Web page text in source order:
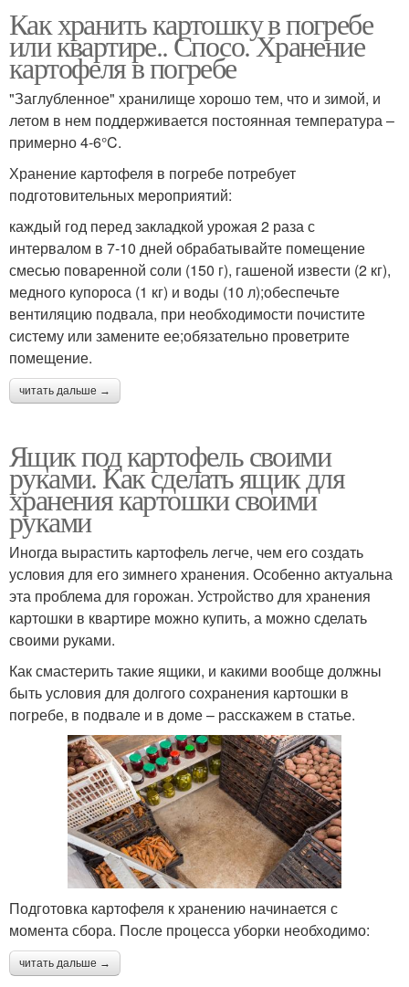
Как хранить картошку в погребе
или квартире.. Спосо. Хранение
картофеля в погребе
"Заглубленное" хранилище хорошо тем, что и зимой, и
летом в нем поддерживается постоянная температура –
примерно 4-6°C.
Хранение картофеля в погребе потребует
подготовительных мероприятий:
каждый год перед закладкой урожая 2 раза с
интервалом в 7-10 дней обрабатывайте помещение
смесью поваренной соли (150 г), гашеной извести (2 кг),
медного купороса (1 кг) и воды (10 л);обеспечьте
вентиляцию подвала, при необходимости почистите
систему или замените ее;обязательно проветрите
помещение.
читать дальше →
Ящик под картофель своими
руками. Как сделать ящик для
хранения картошки своими
руками
Иногда вырастить картофель легче, чем его создать
условия для его зимнего хранения. Особенно актуальна
эта проблема для горожан. Устройство для хранения
картошки в квартире можно купить, а можно сделать
своими руками.
Как смастерить такие ящики, и какими вообще должны
быть условия для долгого сохранения картошки в
погребе, в подвале и в доме – расскажем в статье.
Подготовка картофеля к хранению начинается с
момента сбора. После процесса уборки необходимо:
читать дальше →